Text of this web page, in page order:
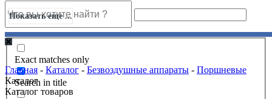
Показать еще ...
Exact matches only
Search in title
Главная - Каталог - Безвоздушные аппараты - Поршневые
Каталог
Каталог товаров